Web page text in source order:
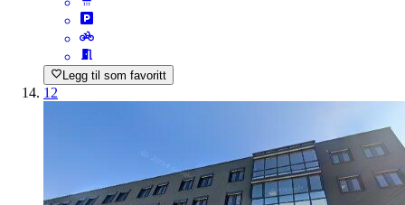
Legg til som favoritt
12